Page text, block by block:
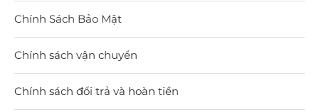
Chính Sách Bảo Mật
Chính sách vận chuyển
Chính sách đổi trả và hoàn tiền